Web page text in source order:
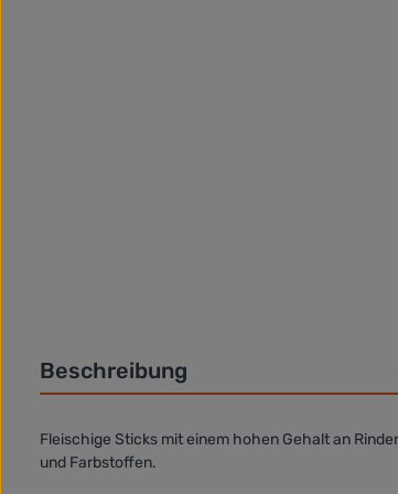
Beschreibung
Fleischige Sticks mit einem hohen Gehalt an
und Farbstoffen.